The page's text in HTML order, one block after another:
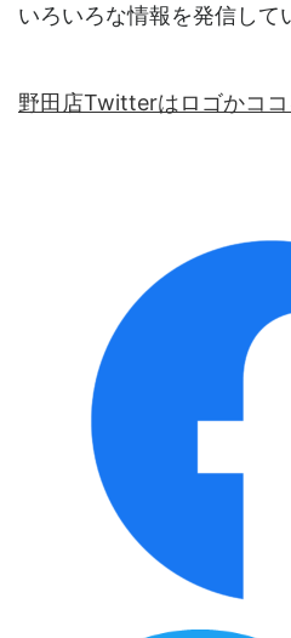
いろいろな情報を発信して
野田店Twitterはロゴかココ